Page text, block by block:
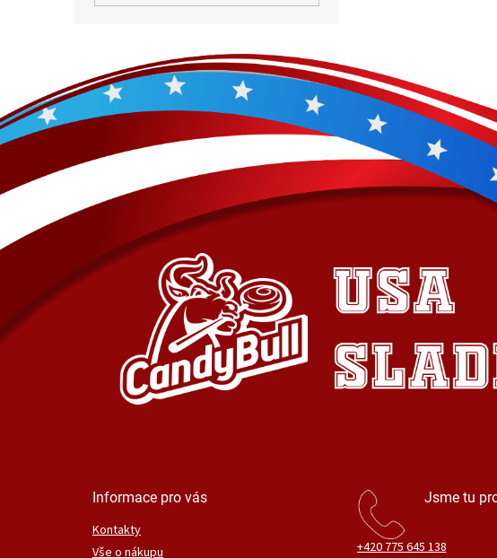
t
í
Informace pro vás
Kontakty
Vše o nákupu
Jsme tu
+420 775 645 138